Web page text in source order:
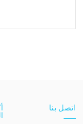
اتصل بنا